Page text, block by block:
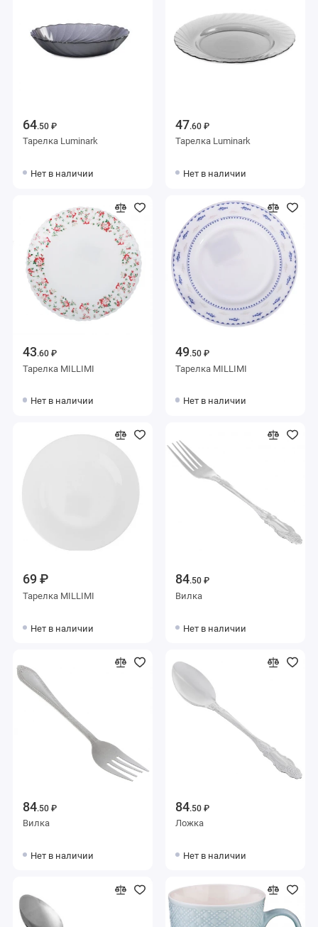
64.50 ₽
Тарелка Luminark
Нет в наличии
47.60 ₽
Тарелка Luminark
Нет в наличии
43.60 ₽
Тарелка MILLIMI
Нет в наличии
49.50 ₽
Тарелка MILLIMI
Нет в наличии
69 ₽
Тарелка MILLIMI
Нет в наличии
84.50 ₽
Вилка
Нет в наличии
84.50 ₽
Вилка
Нет в наличии
84.50 ₽
Ложка
Нет в наличии